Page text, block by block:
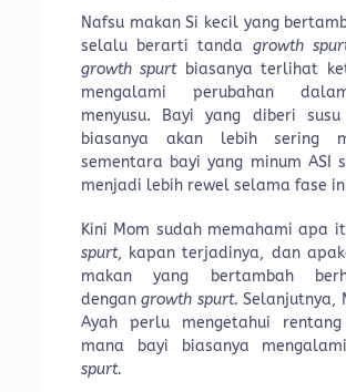
Nafsu makan Si kecil yang
selalu berarti tanda growth
growth spurtbiasanya terlihat
mengalami perubahan
menyusu. Bayi yang diberi
biasanya akan lebih sering
sementara bayi yang minum ASI
menjadi lebih rewel selama fase
Kini Mom sudah memahami apa
spurt, kapan terjadinya, dan
makan yang bertambah
dengangrowth spurt. Selanjutnya,
Ayah perlu mengetahui
mana bayi biasanya
spurt.